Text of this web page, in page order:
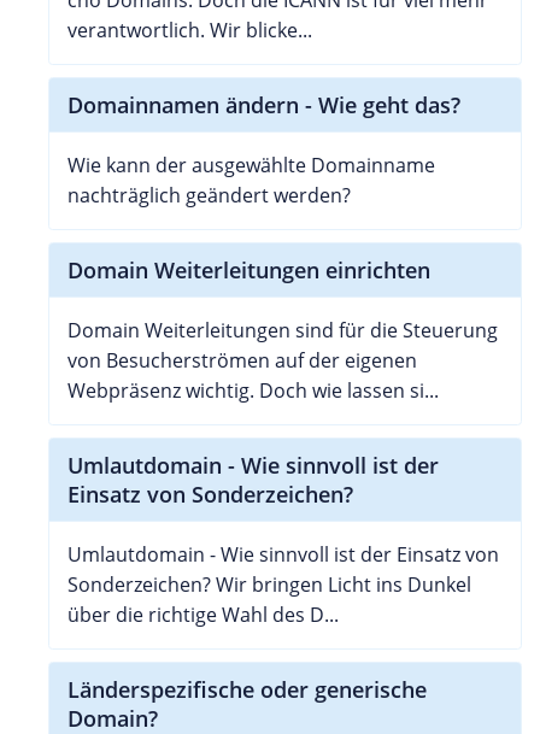
verantwortlich. Wir blicke...
Domainnamen ändern - Wie geht das?
Wie kann der ausgewählte Domainname
nachträglich geändert werden?
Domain Weiterleitungen einrichten
Domain Weiterleitungen sind für die Steuerung
von Besucherströmen auf der eigenen
Webpräsenz wichtig. Doch wie lassen si...
Umlautdomain - Wie sinnvoll ist der
Einsatz von Sonderzeichen?
Umlautdomain - Wie sinnvoll ist der Einsatz von
Sonderzeichen? Wir bringen Licht ins Dunkel
über die richtige Wahl des D...
Länderspezifische oder generische
Domain?